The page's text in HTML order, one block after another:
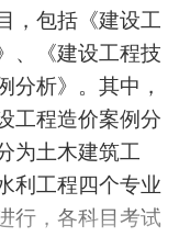
，包括《建设工
、《建设工程技
分析》。其中，
工程造价案例分
为土木建筑工
利工程四个专业
行，各科目考试